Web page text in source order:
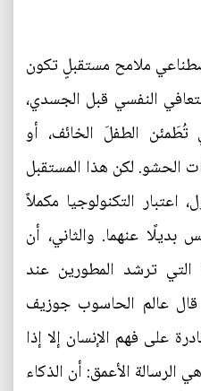
ملامح مستقبلٍ تكون
النفسي قبل الجسدي،
الطفلَ الخائف، أو
الحشو. لكن هذا المستقبل
التكنولوجيا مكملاً
بديلًا عنهما. والثاني، أن
التي ترشد المطورين عند
عالم الحاسوب جوزيف
على فهم الإنسان إلا إذا
الرسالة الأعمق: أن الذكاء